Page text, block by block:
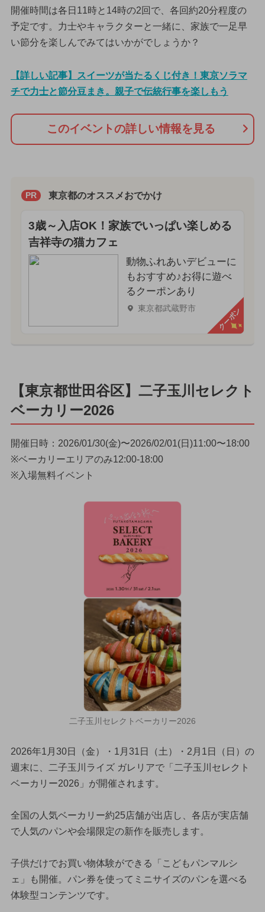
開催時間は各日11時と14時の2回で、各回約20分程度の
予定です。力士やキャラクターと一緒に、家族で一足早
い節分を楽しんでみてはいかがでしょうか？
【詳しい記事】スイーツが当たるくじ付き！東京ソラマ
チで力士と節分豆まき。親子で伝統行事を楽しもう
このイベントの詳しい情報を見る
PR 東京都のオススメおでかけ
3歳～入店OK！家族でいっぱい楽しめる
吉祥寺の猫カフェ
動物ふれあいデビューに
もおすすめ♪お得に遊べ
るクーポンあり
東京都武蔵野市 クーポン
【東京都世田谷区】二子玉川セレクト
ベーカリー2026
開催日時：2026/01/30(金)〜2026/02/01(日)11:00〜18:00
※ベーカリーエリアのみ12:00-18:00
※入場無料イベント
二子玉川セレクトベーカリー2026
2026年1月30日（金）・1月31日（土）・2月1日（日）の
週末に、二子玉川ライズ ガレリアで「二子玉川セレクト
ベーカリー2026」が開催されます。
全国の人気ベーカリー約25店舗が出店し、各店が実店舗
で人気のパンや会場限定の新作を販売します。
子供だけでお買い物体験ができる「こどもパンマルシ
ェ」も開催。パン券を使ってミニサイズのパンを選べる
体験型コンテンツです。